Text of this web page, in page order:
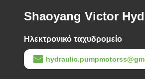
Shaoyang Victor
Ηλεκτρονικό ταχυδρομείο